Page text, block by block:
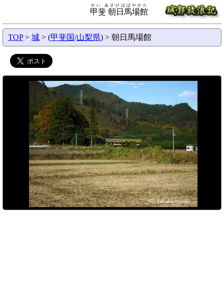
甲斐 朝日馬場館
かい あさひばばやかた
TOP> 城 > (甲斐国/山梨県) > 朝日馬場館